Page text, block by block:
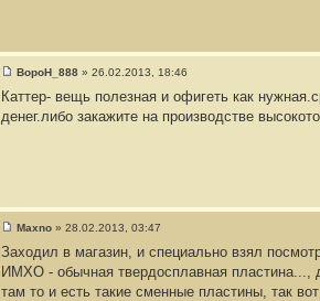
о
б
5
0
BopoH_888 » 26.02.2013, 18:46
Каттер- вещь полезная и офигеть как
денег.либо закажите на производстве
о
о
б
щ
Maxno » 28.02.2013, 03:47
Заходил в магазин, и специально взял
ИМХО - обычная твердосплавная пластина...,
там то и есть такие сменные пластины, так